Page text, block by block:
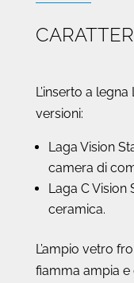
L’inserto a
versioni:
Laga Vision
camera di
Laga C Vision
ceramica.
L’ampio vetro
fiamma ampia